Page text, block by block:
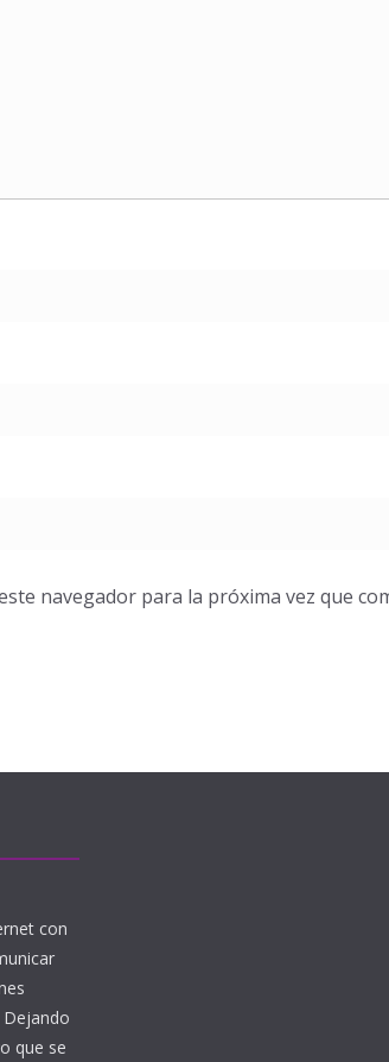
navegador para la próxima vez que
con
que se